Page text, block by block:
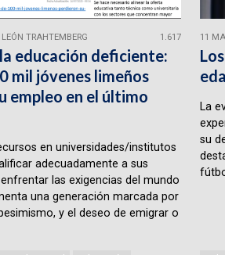
LEÓN TRAHTEMBERG 1.617
educación deficiente:
mil jóvenes limeños
empleo en el último
en universidades/institutos
adecuadamente a sus
las exigencias del mundo
una generación marcada por
y el deseo de emigrar o
11
La
su